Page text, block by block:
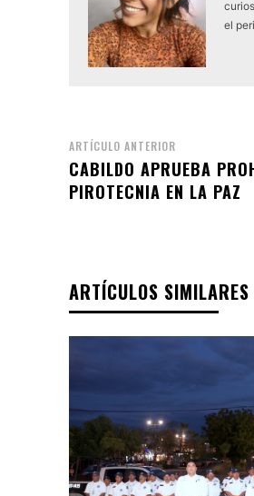
el
ARTÍCULO ANTERIOR
CABILDO APRUEBA
PIROTECNIA EN LA PAZ
ARTÍCULOS SIMILARES